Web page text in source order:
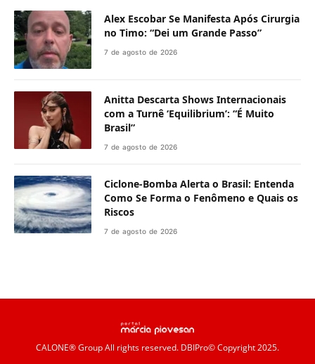
Alex Escobar Se Manifesta Após Cirurgia
no Timo: “Dei um Grande Passo”
7 de agosto de 2026
Anitta Descarta Shows Internacionais
com a Turnê ‘Equilibrium’: “É Muito
Brasil”
7 de agosto de 2026
Ciclone-Bomba Alerta o Brasil: Entenda
Como Se Forma o Fenômeno e Quais os
Riscos
7 de agosto de 2026
CALONE® GroupAll rights reserved. DBIPro© Copyright 2025.